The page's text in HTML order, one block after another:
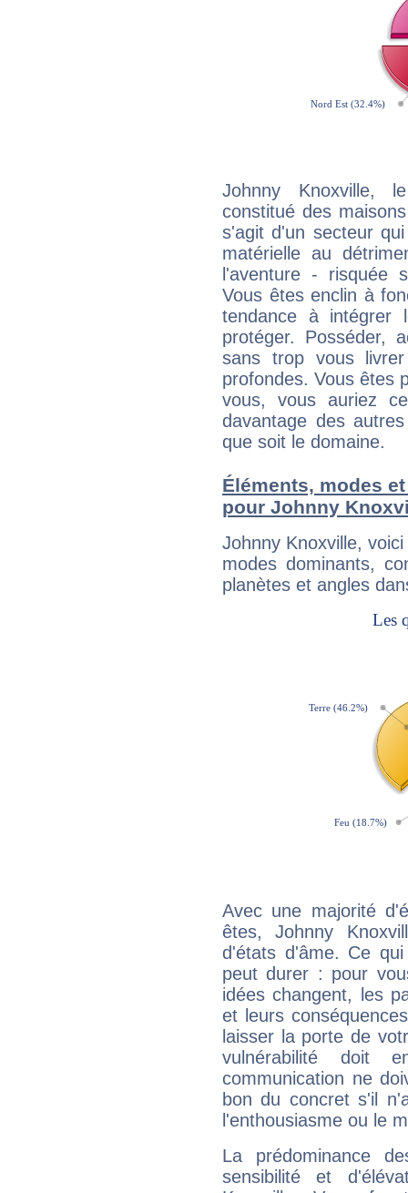
Johnny Knoxville,
constitué des
s'agit d'un secteur
matérielle au
l'aventure - risquée
Vous êtes enclin à
tendance à
protéger. Posséder,
sans trop vous
profondes. Vous êtes
vous, vous auriez
davantage des
que soit le domaine.
Éléments, modes
pour Johnny
Johnny Knoxville,
modes dominants,
planètes et angles
Avec une majorité
êtes, Johnny
d'états d'âme. Ce
peut durer : pour
idées changent, les
et leurs
laisser la porte de
vulnérabilité doit
communication ne
bon du concret s'il
l'enthousiasme ou le
La prédominance
sensibilité et